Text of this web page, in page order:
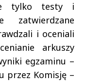
tylko testy i
zatwierdzane
i oceniali
arkuszy
egzaminu –
przez Komisję –